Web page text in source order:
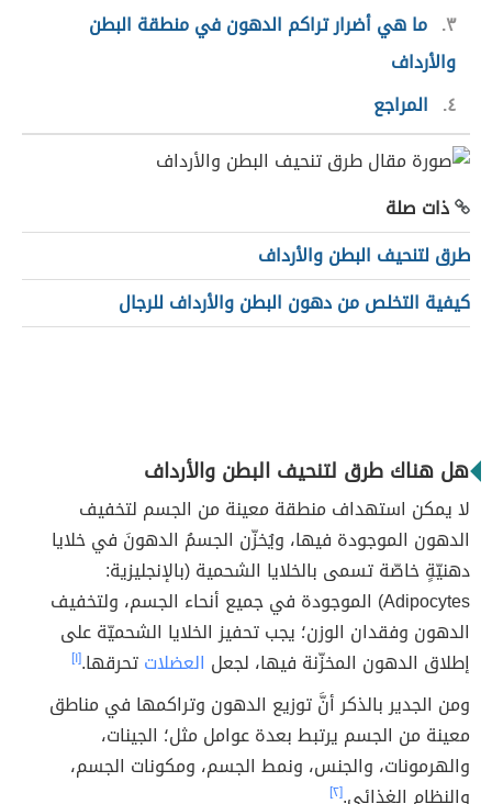
٣ ما هي أضرار تراكم الدهون في منطقة البطن
والأرداف
٤
المراجع
ذات صلة
طرق لتنحيف البطن والأرداف
كيفية التخلص من دهون البطن والأرداف للرجال
هل هناك طرق لتنحيف البطن والأرداف
لا يمكن استهداف منطقة معينة من الجسم لتخفيف
الدهون الموجودة فيها، ويُخزّن الجسمُ الدهونَ في خلايا
دهنيّةٍ خاصّة تسمى بالخلايا الشحمية (بالإنجليزية:
Adipocytes) الموجودة في جميع أنحاء الجسم، ولتخفيف
الدهون وفقدان الوزن؛ يجب تحفيز الخلايا الشحميّة على
إطلاق الدهون المخزّنة فيها، لجعل العضلاتتحرقها.[١]
ومن الجدير بالذكر أنَّ توزيع الدهون وتراكمها في مناطق
معينة من الجسم يرتبط بعدة عوامل مثل؛ الجينات،
والهرمونات، والجنس، ونمط الجسم، ومكونات الجسم،
والنظام الغذائي.[٢]